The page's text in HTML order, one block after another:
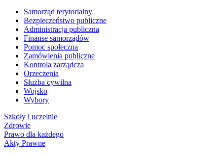
Samorząd terytorialny
Bezpieczeństwo publiczne
Administracja publiczna
Finanse samorządów
Pomoc społeczna
Zamówienia publiczne
Kontrola zarządcza
Orzeczenia
Służba cywilna
Wojsko
Wybory
Szkoły i uczelnie
Zdrowie
Prawo dla każdego
Akty Prawne